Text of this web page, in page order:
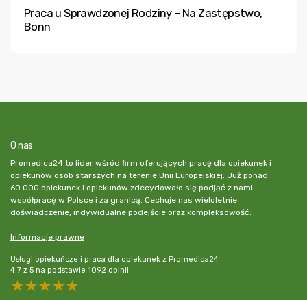
Praca u Sprawdzonej Rodziny – Na Zastępstwo,
Bonn
O nas
Promedica24 to lider wśród firm oferujących pracę dla opiekunek i
opiekunów osób starszych na terenie Unii Europejskiej. Już ponad
60.000 opiekunek i opiekunów zdecydowało się podjąć z nami
współpracę w Polsce i za granicą. Cechuje nas wieloletnie
doświadczenie, indywidualne podejście oraz kompleksowość.
Informacje prawne
Usługi opiekuńcze i praca dla opiekunek z Promedica24
4.7 z 5 na podstawie 1092 opinii
5 stars
4 stars
3 stars
2 stars